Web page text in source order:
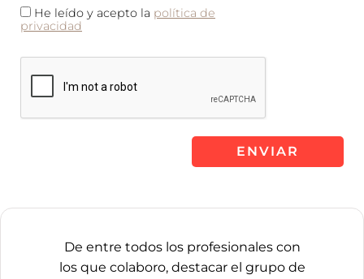
He leído y acepto la política de
privacidad
De entre todos los profesionales con
los que colaboro, destacar el grupo de